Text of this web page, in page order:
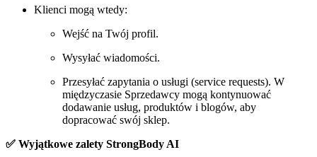
Klienci mogą wtedy:
Wejść na Twój profil.
Wysyłać wiadomości.
Przesyłać zapytania o usługi (service requests). W
międzyczasie Sprzedawcy mogą kontynuować
dodawanie usług, produktów i blogów, aby
dopracować swój sklep.
✅ Wyjątkowe zalety StrongBody AI